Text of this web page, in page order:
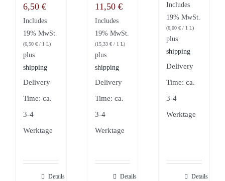
6,50 €
Includes
19% MwSt.
(6,50 € / 1 L)
plus
shipping
Delivery
Time: ca.
3-4
Werktage
Details
11,50 €
Includes
19% MwSt.
(15,33 €/ 1 L)
plus
shipping
Delivery
Time: ca.
3-4
Werktage
Details
Includes
19% MwSt.
(6,00€ / 1 L)
plus
shipping
Delivery
Time: ca.
3-4
Werktage
Details